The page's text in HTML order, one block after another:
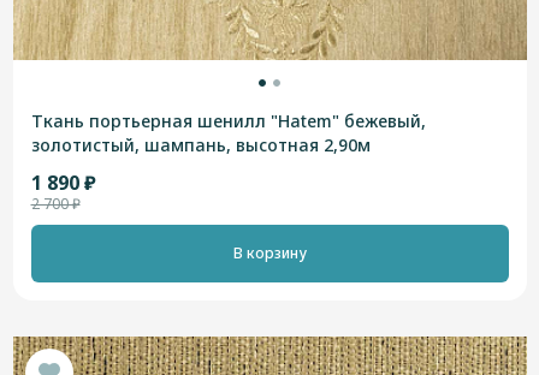
Ткань портьерная шенилл "Hatem" бежевый,
золотистый, шампань, высотная 2,90м
1 890 ₽
2 700 ₽
В корзину